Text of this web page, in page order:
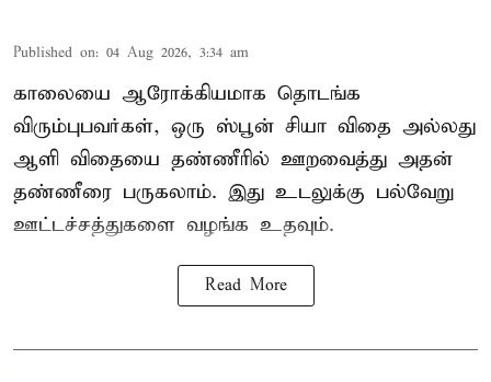
Published on: 04 Aug 2026, 3:34 am
காலையை ஆரோக்கியமாக தொடங்க
விரும்புபவர்கள், ஒரு ஸ்பூன் சியா விதை அல்லது
ஆளி விதையை தண்ணீரில் ஊறவைத்து அதன்
தண்ணீரை பருகலாம். இது உடலுக்கு பல்வேறு
ஊட்டச்சத்துகளை வழங்க உதவும்.
Read More